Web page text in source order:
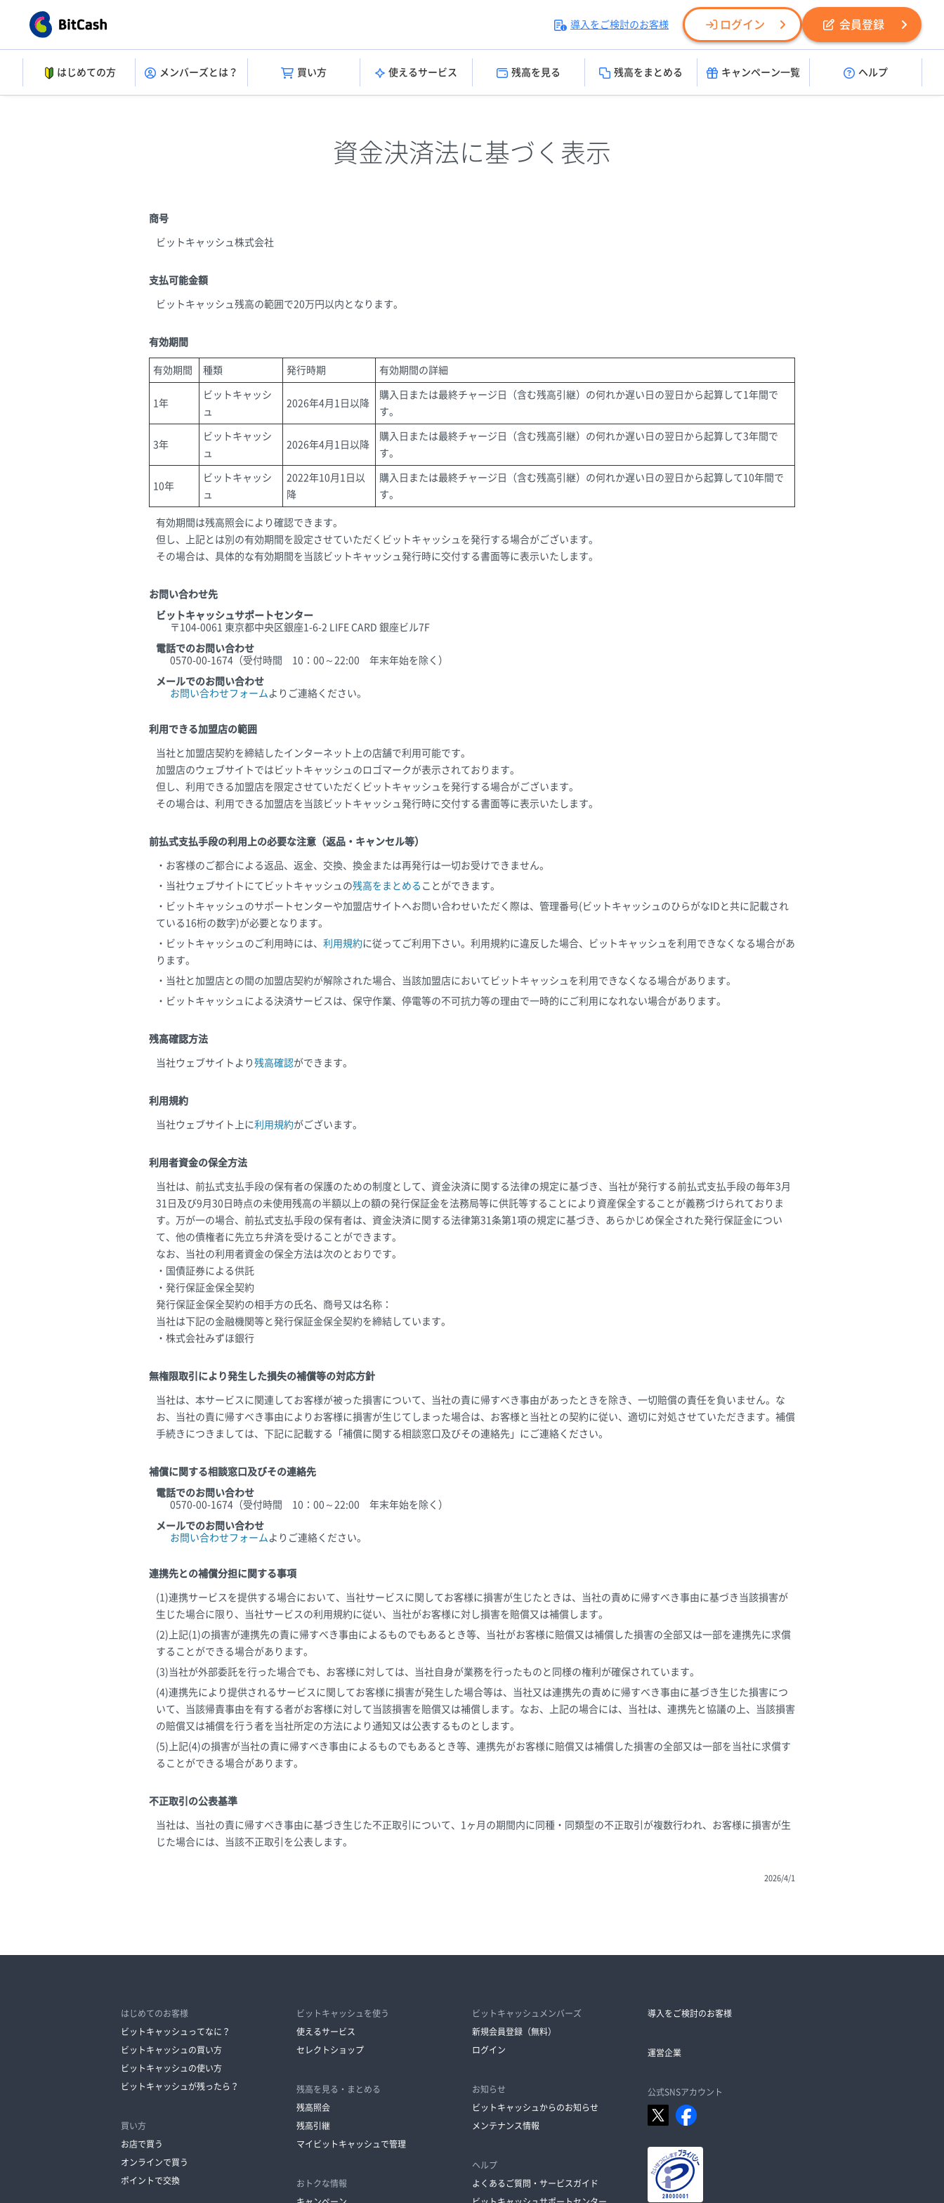
導入をご検討のお客様 ログイン 会員登録
はじめての方 メンバーズとは？ 買い方 使えるサービス 残高を見る 残高をまとめる キャンペーン一覧 ヘルプ
資金決済法に基づく表示
商号
ビットキャッシュ株式会社
支払可能金額
ビットキャッシュ残高の範囲で20万円以内となります。
有効期間
有効期間 種類 発行時期 有効期間の詳細
1年
ビットキャッシ
ュ
2026年4月1日以降
購入日または最終チャージ日（含む残高引継）の何れか遅い日の翌日から起算して1年間で
す。
3年
ビットキャッシ
ュ
2026年4月1日以降
購入日または最終チャージ日（含む残高引継）の何れか遅い日の翌日から起算して3年間で
す。
10年
ビットキャッシ
ュ
2022年10月1日以
降
購入日または最終チャージ日（含む残高引継）の何れか遅い日の翌日から起算して10年間で
す。
有効期間は残高照会により確認できます。
但し、上記とは別の有効期間を設定させていただくビットキャッシュを発行する場合がございます。
その場合は、具体的な有効期間を当該ビットキャッシュ発行時に交付する書面等に表示いたします。
お問い合わせ先
ビットキャッシュサポートセンター
〒104-0061 東京都中央区銀座1-6-2 LIFE CARD 銀座ビル7F
電話でのお問い合わせ
0570-00-1674（受付時間 10：00～22:00 年末年始を除く）
メールでのお問い合わせ
お問い合わせフォーム よりご連絡ください。
利用できる加盟店の範囲
当社と加盟店契約を締結したインターネット上の店舗で利用可能です。
加盟店のウェブサイトではビットキャッシュのロゴマークが表示されております。
但し、利用できる加盟店を限定させていただくビットキャッシュを発行する場合がございます。
その場合は、利用できる加盟店を当該ビットキャッシュ発行時に交付する書面等に表示いたします。
前払式支払手段の利用上の必要な注意（返品・キャンセル等）
・お客様のご都合による返品、返金、交換、換金または再発行は一切お受けできません。
・当社ウェブサイトにてビットキャッシュの残高をまとめる ことができます。
・ビットキャッシュのサポートセンターや加盟店サイトへお問い合わせいただく際は、管理番号(ビットキャッシュのひらがなIDと共に記載され
ている16桁の数字)が必要となります。
・ビットキャッシュのご利用時には、 利用規約に従ってご利用下さい。利用規約に違反した場合、ビットキャッシュを利用できなくなる場合があ
ります。
・当社と加盟店との間の加盟店契約が解除された場合、当該加盟店においてビットキャッシュを利用できなくなる場合があります。
・ビットキャッシュによる決済サービスは、保守作業、停電等の不可抗力等の理由で一時的にご利用になれない場合があります。
残高確認方法
当社ウェブサイトより 残高確認ができます。
利用規約
当社ウェブサイト上に利用規約がございます。
利用者資金の保全方法
当社は、前払式支払手段の保有者の保護のための制度として、資金決済に関する法律の規定に基づき、当社が発行する前払式支払手段の毎年3月
31日及び9月30日時点の未使用残高の半額以上の額の発行保証金を法務局等に供託等することにより資産保全することが義務づけられておりま
す。万が一の場合、前払式支払手段の保有者は、資金決済に関する法律第31条第1項の規定に基づき、あらかじめ保全された発行保証金につい
て、他の債権者に先立ち弁済を受けることができます。
なお、当社の利用者資金の保全方法は次のとおりです。
・国債証券による供託
・発行保証金保全契約
発行保証金保全契約の相手方の氏名、商号又は名称：
当社は下記の金融機関等と発行保証金保全契約を締結しています。
・株式会社みずほ銀行
無権限取引により発生した損失の補償等の対応方針
当社は、本サービスに関連してお客様が被った損害について、当社の責に帰すべき事由があったときを除き、一切賠償の責任を負いません。な
お、当社の責に帰すべき事由によりお客様に損害が生じてしまった場合は、お客様と当社との契約に従い、適切に対処させていただきます。補償
手続きにつきましては、下記に記載する「補償に関する相談窓口及びその連絡先」にご連絡ください。
補償に関する相談窓口及びその連絡先
電話でのお問い合わせ
0570-00-1674（受付時間 10：00～22:00 年末年始を除く）
メールでのお問い合わせ
お問い合わせフォーム よりご連絡ください。
連携先との補償分担に関する事項
(1)連携サービスを提供する場合において、当社サービスに関してお客様に損害が生じたときは、当社の責めに帰すべき事由に基づき当該損害が
生じた場合に限り、当社サービスの利用規約に従い、当社がお客様に対し損害を賠償又は補償します。
(2)上記(1)の損害が連携先の責に帰すべき事由によるものでもあるとき等、当社がお客様に賠償又は補償した損害の全部又は一部を連携先に求償
することができる場合があります。
(3)当社が外部委託を行った場合でも、お客様に対しては、当社自身が業務を行ったものと同様の権利が確保されています。
(4)連携先により提供されるサービスに関してお客様に損害が発生した場合等は、当社又は連携先の責めに帰すべき事由に基づき生じた損害につ
いて、当該帰責事由を有する者がお客様に対して当該損害を賠償又は補償します。なお、上記の場合には、当社は、連携先と協議の上、当該損害
の賠償又は補償を行う者を当社所定の方法により通知又は公表するものとします。
(5)上記(4)の損害が当社の責に帰すべき事由によるものでもあるとき等、連携先がお客様に賠償又は補償した損害の全部又は一部を当社に求償す
ることができる場合があります。
不正取引の公表基準
当社は、当社の責に帰すべき事由に基づき生じた不正取引について、1ヶ月の期間内に同種・同類型の不正取引が複数行われ、お客様に損害が生
じた場合には、当該不正取引を公表します。
2026/4/1
はじめてのお客様
ビットキャッシュってなに？
ビットキャッシュの買い方
ビットキャッシュの使い方
ビットキャッシュが残ったら？
買い方
お店で買う
オンラインで買う
ポイントで交換
ビットキャッシュを使う
使えるサービス
セレクトショップ
残高を見る・まとめる
残高照会
残高引継
マイビットキャッシュで管理
おトクな情報
ビットキャッシュメンバーズ
新規会員登録（無料）
ログイン
お知らせ
ビットキャッシュからのお知らせ
メンテナンス情報
ヘルプ
よくあるご質問・サービスガイド
導入をご検討のお客様
運営企業
公式SNSアカウント